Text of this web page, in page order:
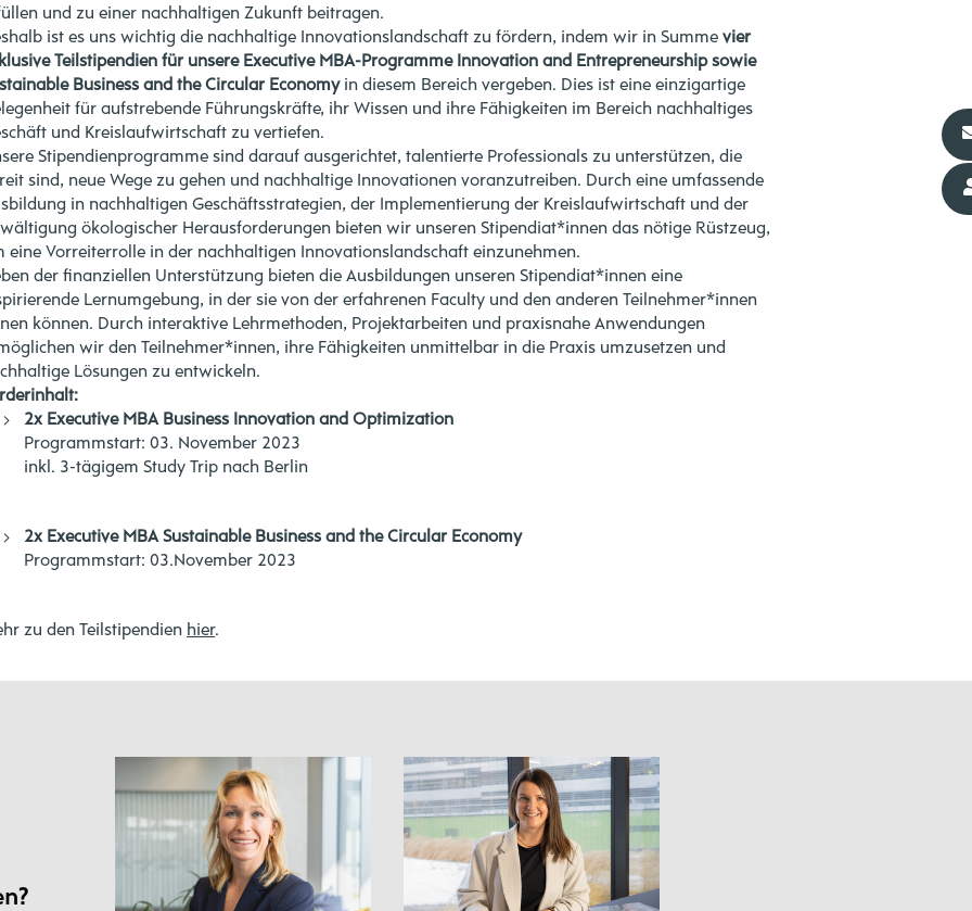
und zu einer nachhaltigen Zukunft beitragen.
ist es uns wichtig die nachhaltige Innovationslandschaft zu fördern, indem wir in Summevier
Teilstipendien für unsere Executive MBA-Programme Innovation and Entrepreneurship sowie
Business and the Circular Economyin diesem Bereich vergeben. Dies ist eine einzigartige
für aufstrebende Führungskräfte, ihr Wissen und ihre Fähigkeiten im Bereich nachhaltiges
und Kreislaufwirtschaft zu vertiefen.
Stipendienprogramme sind darauf ausgerichtet, talentierte Professionals zu unterstützen, die
sind, neue Wege zu gehen und nachhaltige Innovationen voranzutreiben. Durch eine umfassende
in nachhaltigen Geschäftsstrategien, der Implementierung der Kreislaufwirtschaft und der
ökologischer Herausforderungen bieten wir unseren Stipendiat*innen das nötige Rüstzeug,
eine Vorreiterrolle in der nachhaltigen Innovationslandschaft einzunehmen.
der finanziellen Unterstützung bieten die Ausbildungen unseren Stipendiat*innen eine
Lernumgebung, in der sie von der erfahrenen Faculty und den anderen Teilnehmer*innen
können. Durch interaktive Lehrmethoden, Projektarbeiten und praxisnahe Anwendungen
wir den Teilnehmer*innen, ihre Fähigkeiten unmittelbar in die Praxis umzusetzen und
Lösungen zu entwickeln.
2x Executive MBA Business Innovation and Optimization
Programmstart: 03. November 2023
inkl. 3-tägigem Study Trip nach Berlin
2x Executive MBA Sustainable Business and the Circular Economy
Programmstart: 03.November 2023
zu den Teilstipendien hier.